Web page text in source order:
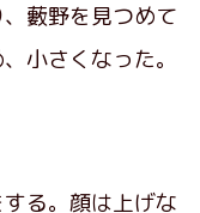
藪野を見つめて
小さくなった。
る。顔は上げな